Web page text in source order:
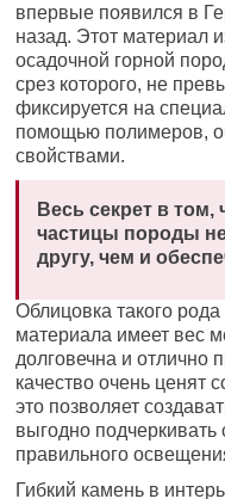
впервые появился в
назад. Этот материал
осадочной горной
срез которого, не
фиксируется на
помощью полимеров,
свойствами.
Весь секрет в
частицы породы
другу, чем и
Облицовка такого
материала имеет вес
долговечна и отлично
качество очень ценят
это позволяет
выгодно
правильного
Гибкий камень в